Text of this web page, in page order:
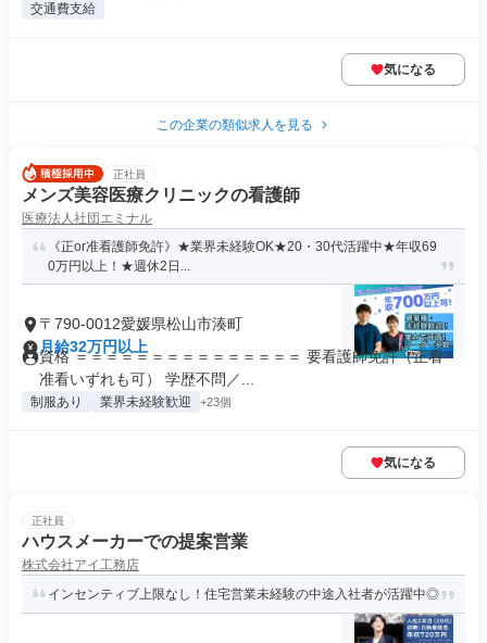
交通費支給
気になる
この企業の類似求人を見る
正社員
メンズ美容医療クリニックの看護師
医療法人社団エミナル
《正or准看護師免許》★業界未経験OK★20・30代活躍中★年収69
0万円以上！★週休2日...
〒790-0012愛媛県松山市湊町
月給32万円以上
資格 ＝＝＝＝＝＝＝＝＝＝＝＝＝＝＝ 要看護師免許（正看・
准看いずれも可） 学歴不問／...
制服あり 業界未経験歓迎 +23個
気になる
正社員
ハウスメーカーでの提案営業
株式会社アイ工務店
インセンティブ上限なし！住宅営業未経験の中途入社者が活躍中◎